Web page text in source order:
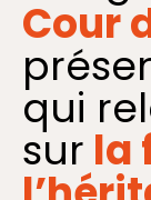
Cour
qui
sur la